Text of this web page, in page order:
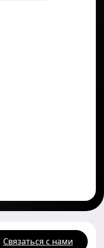
Связаться с нами